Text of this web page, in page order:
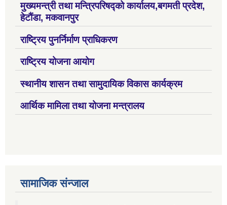
मुख्यमन्त्री तथा मन्त्रिपरिषद्को कार्यालय,बगमती प्रदेश,
हेटौंडा, मकवानपुर
राष्ट्रिय पुनर्निर्माण प्राधिकरण
राष्ट्रिय योजना आयोग
स्थानीय शासन तथा सामुदायिक विकास कार्यक्रम
आर्थिक मामिला तथा योजना मन्त्रालय
सामाजिक संन्जाल